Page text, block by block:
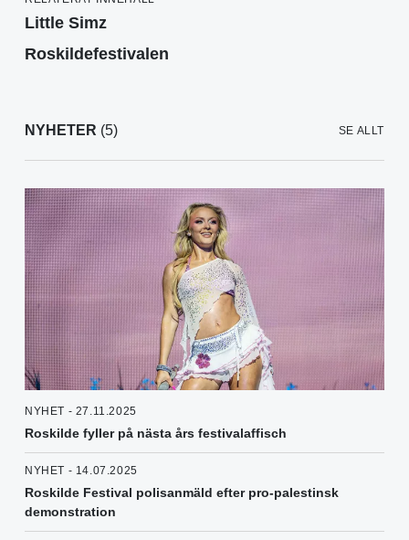
Little Simz
Roskildefestivalen
NYHETER (5) SE ALLT
NYHET - 27.11.2025
Roskilde fyller på nästa års festivalaffisch
NYHET - 14.07.2025
Roskilde Festival polisanmäld efter pro-palestinsk
demonstration